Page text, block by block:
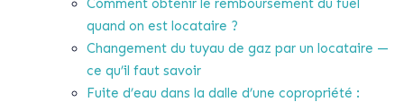
Comment obtenir le remboursement du fuel
quand on est locataire ?
Changement du tuyau de gaz par un locataire —
ce qu’il faut savoir
Fuite d’eau dans la dalle d’une copropriété :